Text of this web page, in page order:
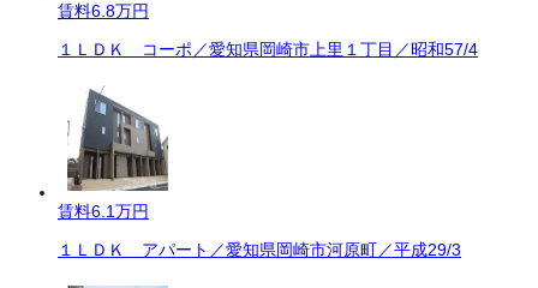
賃料6.8万円
１ＬＤＫ コーポ／愛知県岡崎市上里１丁目／昭和57/4
賃料6.1万円
１ＬＤＫ アパート／愛知県岡崎市河原町／平成29/3